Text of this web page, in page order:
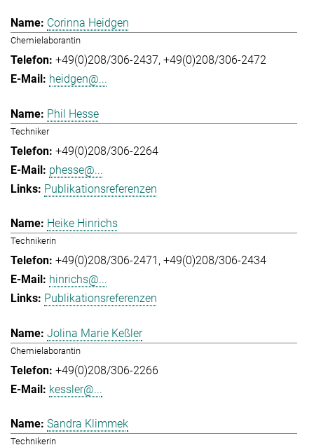
Corinna Heidgen
Chemielaborantin
+49(0)208/306-2437 +49(0)208/306-2472
heidgen@...
Phil Hesse
Techniker
+49(0)208/306-2264
phesse@...
Publikationsreferenzen
Heike Hinrichs
Technikerin
+49(0)208/306-2471 +49(0)208/306-2434
hinrichs@...
Publikationsreferenzen
Jolina Marie Keßler
Chemielaborantin
+49(0)208/306-2266
kessler@...
Sandra Klimmek
Technikerin